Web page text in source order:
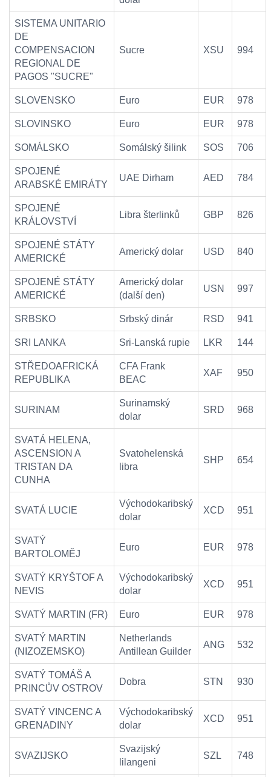
SISTEMA UNITARIO
DE
COMPENSACION
REGIONAL DE
PAGOS "SUCRE"
Sucre XSU 994
SLOVENSKO Euro EUR 978
SLOVINSKO Euro EUR 978
SOMÁLSKO Somálský šilink SOS 706
SPOJENÉ
ARABSKÉ EMIRÁTY
UAE Dirham AED 784
SPOJENÉ
KRÁLOVSTVÍ
Libra šterlinků GBP 826
SPOJENÉ STÁTY
AMERICKÉ
Americký dolar USD 840
SPOJENÉ STÁTY
AMERICKÉ
Americký dolar
(další den)
USN 997
SRBSKO Srbský dinár RSD 941
SRI LANKA Sri-Lanská rupie LKR 144
STŘEDOAFRICKÁ
REPUBLIKA
CFA Frank
BEAC
XAF 950
SURINAM
Surinamský
dolar
SRD 968
SVATÁ HELENA,
ASCENSION A
TRISTAN DA
CUNHA
Svatohelenská
libra
SHP 654
SVATÁ LUCIE
Východokaribský
dolar
XCD 951
SVATÝ
BARTOLOMĚJ
Euro EUR 978
SVATÝ KRYŠTOF A
NEVIS
Východokaribský
dolar
XCD 951
SVATÝ MARTIN (FR) Euro EUR 978
SVATÝ MARTIN
(NIZOZEMSKO)
Netherlands
Antillean Guilder
ANG 532
SVATÝ TOMÁŠ A
PRINCŮV OSTROV
Dobra STN 930
SVATÝ VINCENC A
GRENADINY
Východokaribský
dolar
XCD 951
SVAZIJSKO
Svazijský
lilangeni
SZL 748